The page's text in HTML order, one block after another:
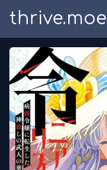
thrive.moe